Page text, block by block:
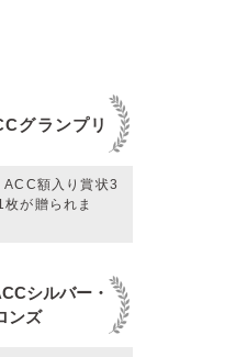
グランプリ
額入り賞状3
が贈られま
シルバー・
ンズ